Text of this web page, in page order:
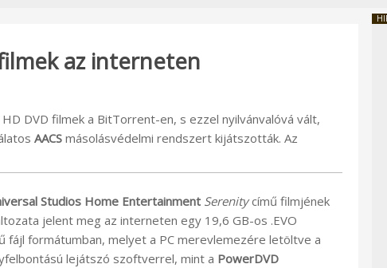
az interneten
DVD filmek a BitTorrent-en, s ezzel nyilvánvalóvá vált,
AACS másolásvédelmi rendszert kijátszották. Az
Studios Home Entertainment Serenitycímű filmjének
jelent meg az interneten egy 19,6 GB-os .EVO
fájl formátumban, melyet a PC merevlemezére letöltve a
lejátszó szoftverrel, mint a PowerDVD